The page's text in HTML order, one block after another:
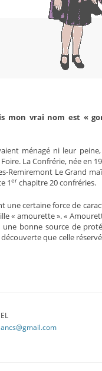
mon vrai nom est «
ménagé ni leur
La Confrérie, née en
Remiremont Le Grand
1er chapitre 20 confréries.
une certaine force de
« amourette ». «
bonne source de
que celle